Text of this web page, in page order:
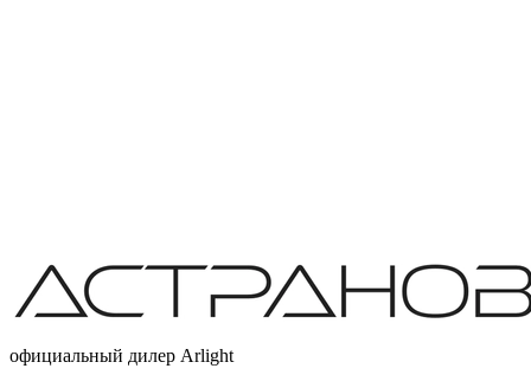
официальный дилер Arlight